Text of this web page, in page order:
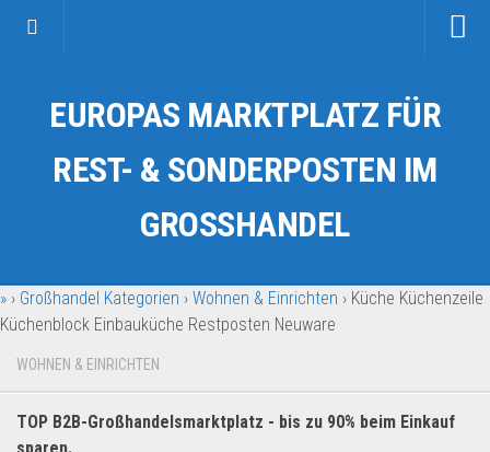
Kategorien
Auto & Motorrad
Fahrzeuge & Transport
Garten & Werkzeug
Geschäft, Büro & Schreibwaren
Geschenkartikel
Handy und Smartphone
EUROPAS MARKTPLATZ FÜR
REST- & SONDERPOSTEN IM
GROSSHANDEL
» › Großhandel Kategorien › Wohnen & Einrichten › Küche Küchenzeile
Küchenblock Einbauküche Restposten Neuware
WOHNEN & EINRICHTEN
TOP B2B-Großhandelsmarktplatz - bis zu 90% beim Einkauf